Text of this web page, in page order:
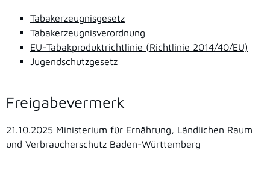
Tabakerzeugnisgesetz
Tabakerzeugnisverordnung
EU-Tabakproduktrichtlinie (Richtlinie 2014/40/EU)
Jugendschutzgesetz
Freigabevermerk
21.10.2025 Ministerium für Ernährung, Ländlichen Raum
und Verbraucherschutz Baden-Württemberg